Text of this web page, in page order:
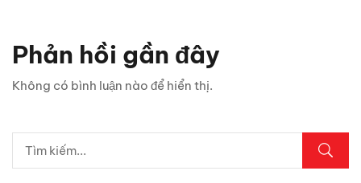
5 vị trí trên ô tô cần kiểm tra ngay sau mưa lớn
nhiêu?
Phản hồi gần đây
Không có bình luận nào để hiển thị.